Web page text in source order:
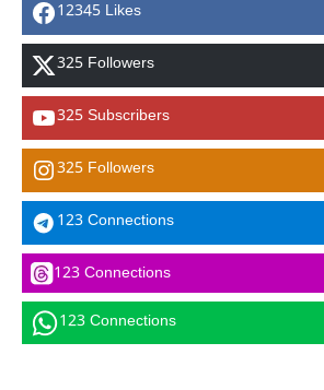
12345 Likes
325 Followers
325 Subscribers
325 Followers
123 Connections
123 Connections
123 Connections